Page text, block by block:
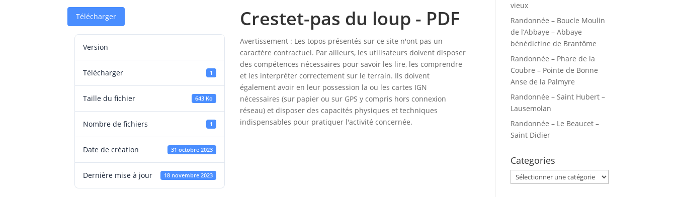
Télécharger
Version
Télécharger 1
Taille du fichier 643 Ko
Nombre de fichiers 1
Date de création 31 octobre 2023
Dernière mise à jour 18 novembre 2023
Crestet-pas du loup - PDF
Avertissement : Les topos présentés sur ce site n'ont pas un
caractère contractuel. Par ailleurs, les utilisateurs doivent disposer
des compétences nécessaires pour savoir les lire, les comprendre
et les interpréter correctement sur le terrain. Ils doivent
également avoir en leur possession la ou les cartes IGN
nécessaires (sur papier ou sur GPS y compris hors connexion
réseau) et disposer des capacités physiques et techniques
indispensables pour pratiquer l'activité concernée.
vieux
Randonnée – Boucle Moulin
de l’Abbaye – Abbaye
bénédictine de Brantôme
Randonnée – Phare de la
Coubre – Pointe de Bonne
Anse de la Palmyre
Randonnée – Saint Hubert –
Lausemolan
Randonnée – Le Beaucet –
Saint Didier
Categories
Categories